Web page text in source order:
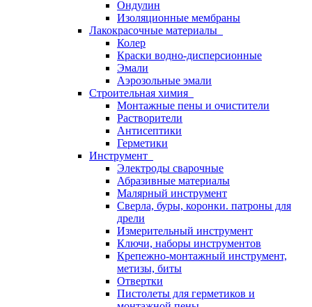
Ондулин
Изоляционные мембраны
Лакокрасочные материалы
Колер
Краски водно-дисперсионные
Эмали
Аэрозольные эмали
Строительная химия
Монтажные пены и очистители
Растворители
Антисептики
Герметики
Инструмент
Электроды сварочные
Абразивные материалы
Малярный инструмент
Сверла, буры, коронки. патроны для
дрели
Измерительный инструмент
Ключи, наборы инструментов
Крепежно-монтажный инструмент,
метизы, биты
Отвертки
Пистолеты для герметиков и